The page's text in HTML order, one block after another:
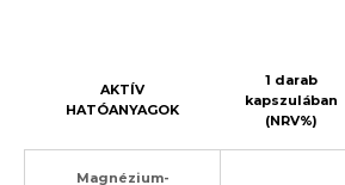
AKTÍV
HATÓANYAGOK
1 darab
kapszulában
(NRV%)
Magnézium-